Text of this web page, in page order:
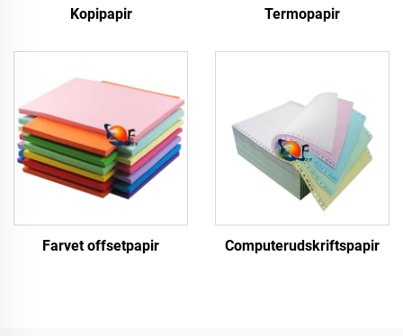
Kopipapir Termopapir
Farvet offsetpapir Computerudskriftspapir